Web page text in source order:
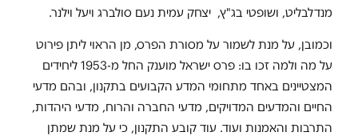
מנדלבליט, ושופטי בג"ץ, יצחק עמית נעם סולברג ויעל וילנר.
וכמובן, על מנת לשמור על מסורת הפרס, מן הראוי ליתן פירוט
על מה ולמה זכו בו: פרס ישראל מוענק החל מ-1953 ליחידים
המצטיינים באחד מתחומי המדע הקבועים בתקנון, ובהם מדעי
החיים והמדעים המדויקים, מדעי החברה והרוח, מדעי היהדות,
התרבות והאמנות ועוד. עוד קובע התקנון, כי על מנת שמתן